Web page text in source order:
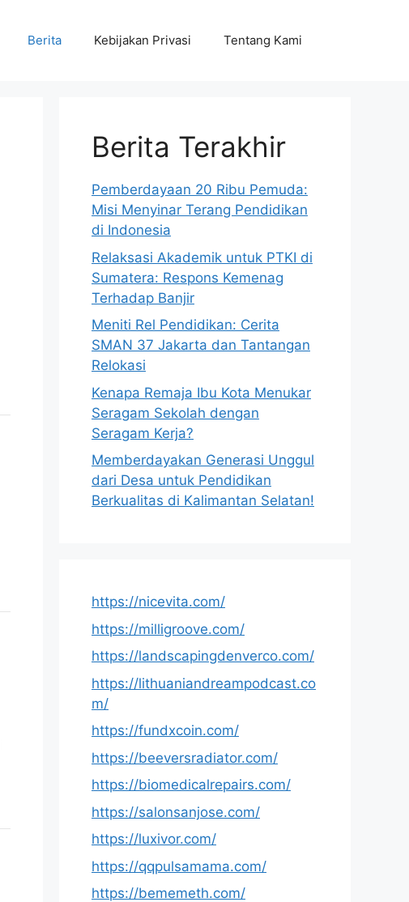
Berita Kebijakan Privasi Tentang Kami
Berita Terakhir
Pemberdayaan 20 Ribu Pemuda:
Misi Menyinar Terang Pendidikan
di Indonesia
Relaksasi Akademik untuk PTKI di
Sumatera: Respons Kemenag
Terhadap Banjir
Meniti Rel Pendidikan: Cerita
SMAN 37 Jakarta dan Tantangan
Relokasi
Kenapa Remaja Ibu Kota Menukar
Seragam Sekolah dengan
Seragam Kerja?
Memberdayakan Generasi Unggul
dari Desa untuk Pendidikan
Berkualitas di Kalimantan Selatan!
https://nicevita.com/
https://milligroove.com/
https://landscapingdenverco.com/
https://lithuaniandreampodcast.co
m/
https://fundxcoin.com/
https://beeversradiator.com/
https://biomedicalrepairs.com/
https://salonsanjose.com/
https://luxivor.com/
https://qqpulsamama.com/
https://bememeth.com/